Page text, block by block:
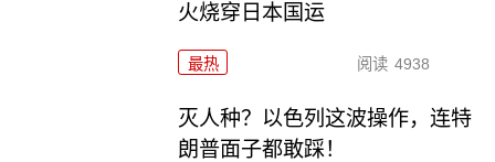
火烧穿日本国运
最热 阅读 4938
灭人种？以色列这波操作，连特
朗普面子都敢踩！